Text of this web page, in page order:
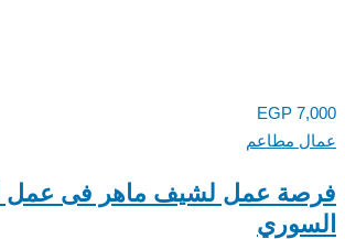
EGP 7,000
عمال مطاعم
فرصة عمل لشيف ماهر فى عمل
السوري